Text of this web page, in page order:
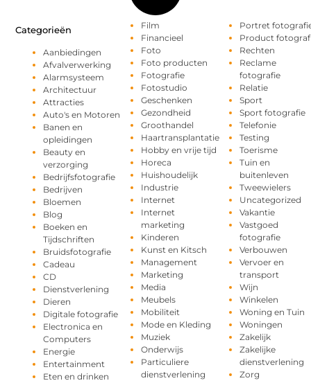
Categorieën
Aanbiedingen
Afvalverwerking
Alarmsysteem
Architectuur
Attracties
Auto's en Motoren
Banen en
opleidingen
Beauty en
verzorging
Bedrijfsfotografie
Bedrijven
Bloemen
Blog
Boeken en
Tijdschriften
Bruidsfotografie
Cadeau
CD
Dienstverlening
Dieren
Digitale fotografie
Electronica en
Computers
Energie
Entertainment
Eten en drinken
Film
Financieel
Foto
Foto producten
Fotografie
Fotostudio
Geschenken
Gezondheid
Groothandel
Haartransplantatie
Hobby en vrije tijd
Horeca
Huishoudelijk
Industrie
Internet
Internet
marketing
Kinderen
Kunst en Kitsch
Management
Marketing
Media
Meubels
Mobiliteit
Mode en Kleding
Muziek
Onderwijs
Particuliere
dienstverlening
Portret
Product
Rechten
Reclame
fotografie
Relatie
Sport
Sport fotografie
Telefonie
Testing
Toerisme
Tuin en
buitenleven
Tweewielers
Uncategorized
Vakantie
Vastgoed
fotografie
Verbouwen
Vervoer en
transport
Wijn
Winkelen
Woning en Tuin
Woningen
Zakelijk
Zakelijke
dienstverlening
Zorg